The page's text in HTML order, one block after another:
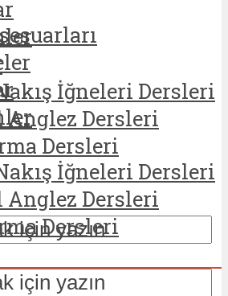
İğneleri Dersleri
Anglez Dersleri
Dersleri
İğneleri Dersleri
Anglez Dersleri
Dersleri